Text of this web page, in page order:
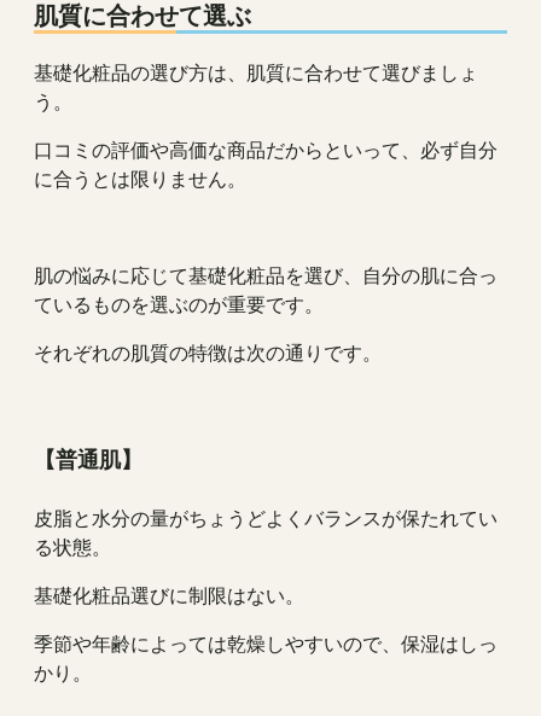
肌質に合わせて選ぶ
基礎化粧品の選び方は、肌質に合わせて選びましょ
う。
口コミの評価や高価な商品だからといって、必ず自分
に合うとは限りません。
肌の悩みに応じて基礎化粧品を選び、自分の肌に合っ
ているものを選ぶのが重要です。
それぞれの肌質の特徴は次の通りです。
【普通肌】
皮脂と水分の量がちょうどよくバランスが保たれてい
る状態。
基礎化粧品選びに制限はない。
季節や年齢によっては乾燥しやすいので、保湿はしっ
かり。